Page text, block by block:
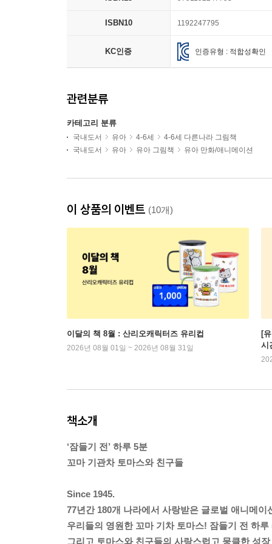
ISBN10 1192247795
KC인증 인증유형 : 적합성확인
관련분류
카테고리 분류
국내도서 유아 4-6세
4-6세 다른나라 그림책
국내도서
유아 유아 그림책 유아 만화/애니메이션
이 상품의 이벤트 (10개)
이달의 책 8월 : 산리오캐릭터즈 유리컵
2026년 08월 01일 ~ 2026년 08월 31일
[
시
책소개
‘잠들기 전’ 하루 5분
꼬마 기관차 토마스와 친구들
Since 1945.
77년간 180개 나라에서 사랑받은 글로벌 애니메이
우리들의 영원한 꼬마 기차 토마스! 잠들기 전 하
그리고 토마스와 친구들의 사랑스럽고 뭉클한 성